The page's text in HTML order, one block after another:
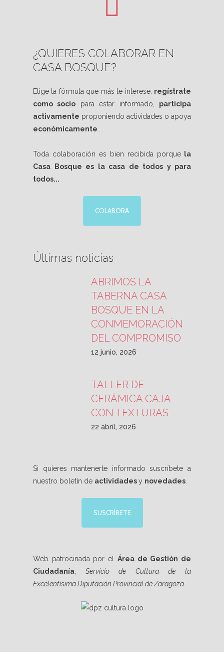
¿QUIERES COLABORAR EN
CASA BOSQUE?
Elige la fórmula que más te interese: regístrate
como socio para estar informado, participa
activamente proponiendo actividades o apoya
económicamente
Toda colaboración es bien recibida porque la
Casa Bosque es la casa de todos y para
todos...
COLABORA
Últimas noticias
ABRIMOS LA
TABERNA CASA
BOSQUE EN LA
CONMEMORACIÓN
DEL COMPROMISO
12 junio, 2026
TALLER DE
CERÁMICA CAJA
CON TEXTURAS
22 abril, 2026
Si quieres mantenerte informado suscríbete a
nuestro boletín de actividadesy novedades
SUSCRÍBETE
Web patrocinada por el Área de Gestión de
Ciudadanía
Servicio de Cultura de la
Excelentísima Diputación Provincial de Zaragoza